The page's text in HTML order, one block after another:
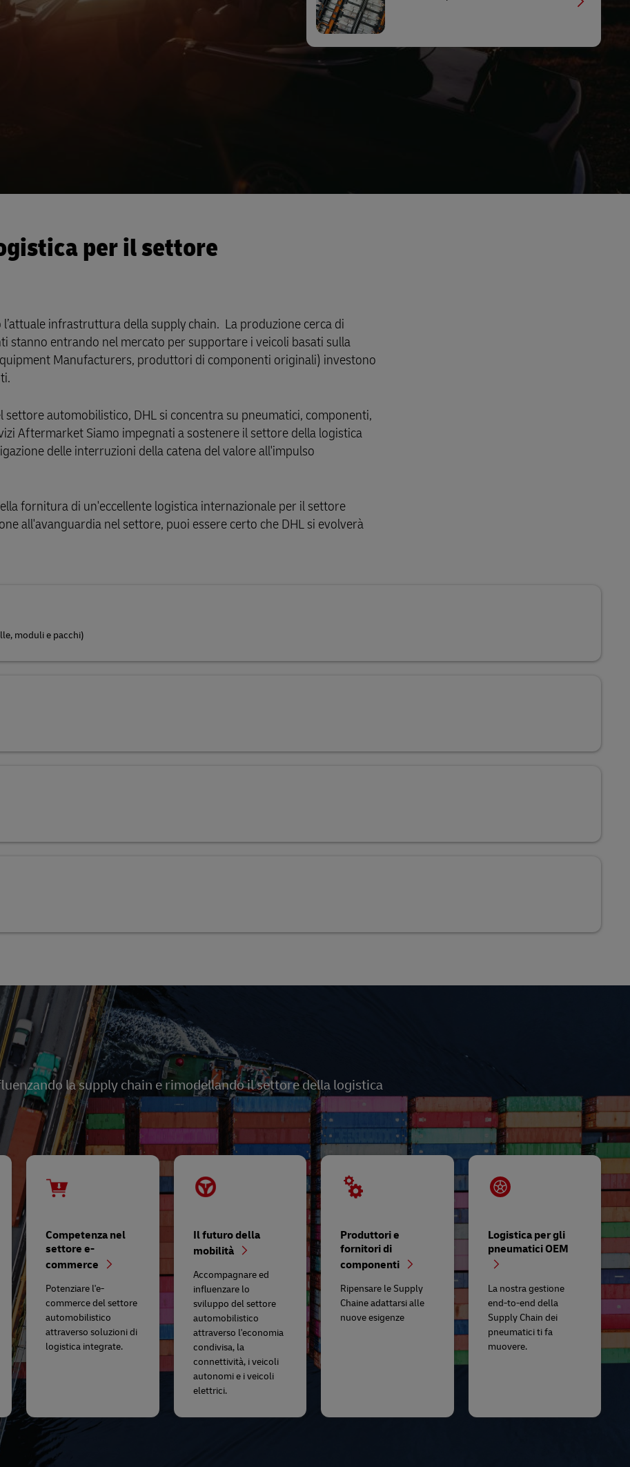
per le imprese Guida alle spedizioni aziendali
per il settore
infrastruttura della supply chain. La produzione cerca di
entrando nel mercato per supportare i veicoli basati sulla
Manufacturers, produttori di componenti originali) investono
automobilistico, DHL si concentra su pneumatici, componenti,
Aftermarket Siamo impegnati a sostenere il settore della logistica
delle interruzioni della catena del valore all'impulso
fornitura di un'eccellente logistica internazionale per il settore
all'avanguardia nel settore, puoi essere certo che DHL si evolverà
moduli e pacchi)
la supply chain e rimodellando il settore della logistica
Competenza nel
settore e-
commerce
Potenziare l'e-
commerce del settore
automobilistico
attraverso soluzioni di
logistica integrate.
Il futuro della
mobilità
Accompagnare ed
influenzare lo
sviluppo del settore
automobilistico
attraverso l'economia
condivisa, la
connettività, i veicoli
autonomi e i veicoli
elettrici.
Produttori e
fornitori di
componenti
Ripensare le Supply
Chaine adattarsi alle
nuove esigenze
Logistica per gli
pneumatici OEM
La nostra gestione
end-to-end della
Supply Chain dei
pneumatici ti fa
muovere.